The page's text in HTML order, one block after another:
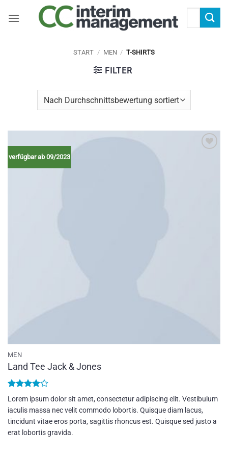
Inhalt
Suchen
START / MEN / T-SHIRTS
FILTER
verfügbar ab 09/2023
MEN
Land Tee Jack & Jones
Bewertet
mit4
von 5
Lorem ipsum dolor sit amet, consectetur adipiscing elit. Vestibulum
iaculis massa nec velit commodo lobortis. Quisque diam lacus,
tincidunt vitae eros porta, sagittis rhoncus est. Quisque sed justo a
erat lobortis gravida.